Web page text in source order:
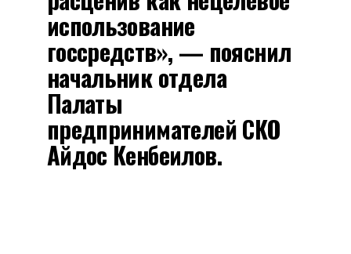
использование
госсредств», — пояснил
начальник отдела
Палаты
предпринимателей СКО
Айдос Кенбеилов.